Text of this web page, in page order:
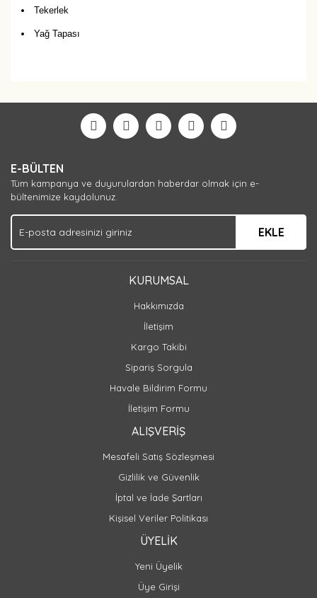
Tekerlek
Yağ Tapası
Yorum Yaz
E-BÜLTEN
Tüm kampanya ve duyurulardan haberdar olmak için e-
bültenimize kaydolunuz.
EKLE
KURUMSAL
Hakkımızda
İletişim
Kargo Takibi
Sipariş Sorgula
Havale Bildirim Formu
İletişim Formu
ALIŞVERİŞ
Mesafeli Satış Sözleşmesi
Gizlilik ve Güvenlik
İptal ve İade Şartları
Kişisel Veriler Politikası
ÜYELİK
Yeni Üyelik
Üye Girişi